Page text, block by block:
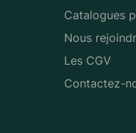
Catalogues
Nous
Les CGV
Contactez-